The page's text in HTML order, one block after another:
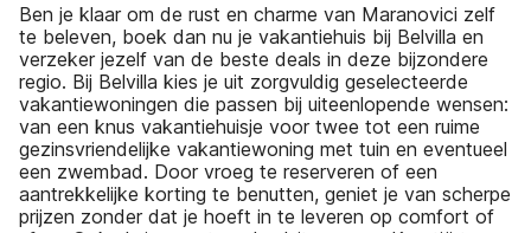
Ben je klaar om de rust en charme van Maranovici zelf
te beleven, boek dan nu je vakantiehuis bij Belvilla en
verzeker jezelf van de beste deals in deze bijzondere
regio. Bij Belvilla kies je uit zorgvuldig geselecteerde
vakantiewoningen die passen bij uiteenlopende wensen:
van een knus vakantiehuisje voor twee tot een ruime
gezinsvriendelijke vakantiewoning met tuin en eventueel
een zwembad. Door vroeg te reserveren of een
aantrekkelijke korting te benutten, geniet je van scherpe
prijzen zonder dat je hoeft in te leveren op comfort of